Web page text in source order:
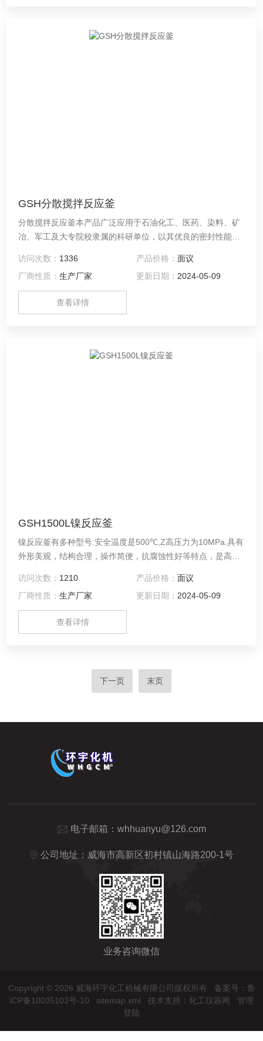
GSH分散搅拌反应釜
分散搅拌反应釜本产品广泛应用于石油化工、医药、染料、矿
冶、军工及大专院校隶属的科研单位，以其优良的密封性能克
访问次数： 1336 产品价格： 面议
厂商性质：生产厂家 更新日期： 2024-05-09
查看详情
GSH1500L镍反应釜
镍反应釜有多种型号.安全温度是500℃,Z高压力为10MPa.具有
外形美观，结构合理，操作简便，抗腐蚀性好等特点，是高校
化处理的理想产品。咨询！
访问次数： 1210 产品价格： 面议
厂商性质：生产厂家 更新日期： 2024-05-09
查看详情
下一页 末页
电子邮箱： whhuanyu@126.com
公司地址：威海市高新区初村镇山海路200-1号
业务咨询微信
Copyright © 2026 威海环宇化工机械有限公司版权所有 备案号：鲁
ICP备10035103号-10
sitemap.xml 技术支持： 化工仪器网
管理
登陆